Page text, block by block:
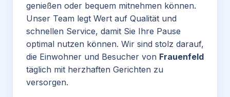
genießen oder bequem mitnehmen können.
Unser Team legt Wert auf Qualität und
schnellen Service, damit Sie Ihre Pause
optimal nutzen können. Wir sind stolz darauf,
die Einwohner und Besucher von Frauenfeld
täglich mit herzhaften Gerichten zu
versorgen.